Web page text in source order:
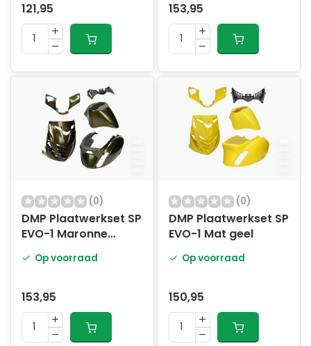
121,95 153,95
(0)
DMP Plaatwerkset SP
EVO-1 Maronne
Op voorraad
153,95
(0)
DMP Plaatwerkset SP
EVO-1 Mat geel
Op voorraad
150,95